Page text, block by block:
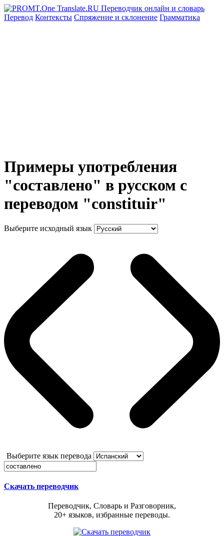
Перевод Контексты Спряжение и склонение Грамматика
Примеры употребления
"составлено" в русском с
переводом "constituir"
Выберите исходный язык
Выберите язык перевода
Скачать переводчик
Переводчик, Словарь и Разговорник,
20+ языков, избранные переводы.